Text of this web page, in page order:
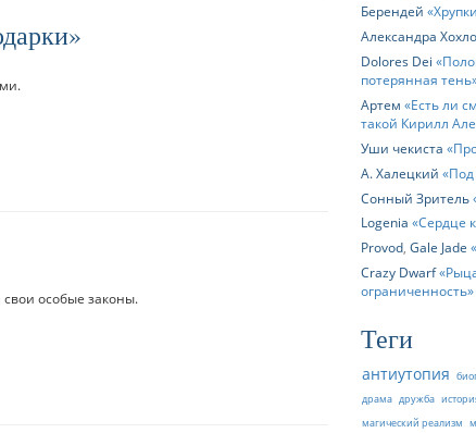
особые законы.
Берендей
Александра
Dolores Dei
потерянная тень
Артем Есть ли
такой Кирилл
Уши чекиста
А. Халецкий Под
Сонный Зритель
Logenia Сердце
Provod, Gale Jade
Crazy Dwarf
ограниченность
Теги
антиутопия
драма дружба
магический реализм